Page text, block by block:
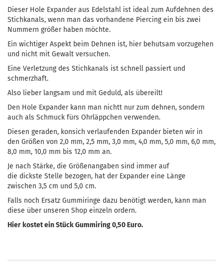
Dieser Hole Expander aus Edelstahl ist ideal zum Aufdehnen des
Stichkanals, wenn man das vorhandene Piercing ein bis zwei
Nummern größer haben möchte.
Ein wichtiger Aspekt beim Dehnen ist, hier behutsam vorzugehen
und nicht mit Gewalt versuchen.
Eine Verletzung des Stichkanals ist schnell passiert und
schmerzhaft.
Also lieber langsam und mit Geduld, als übereilt!
Den Hole Expander kann man nichtt nur zum dehnen, sondern
auch als Schmuck fürs Ohrläppchen verwenden.
Diesen geraden, konsich verlaufenden Expander bieten wir in
den Größen von 2,0 mm, 2,5 mm, 3,0 mm, 4,0 mm, 5,0 mm, 6,0 mm,
8,0 mm, 10,0 mm bis 12,0 mm an.
Je nach Stärke, die Größenangaben sind immer auf
die dickste Stelle bezogen, hat der Expander eine Länge
zwischen 3,5 cm und 5,0 cm.
Falls noch Ersatz Gummiringe dazu benötigt werden, kann man
diese über unseren Shop einzeln ordern.
Hier kostet ein Stück Gummiring 0,50 Euro.